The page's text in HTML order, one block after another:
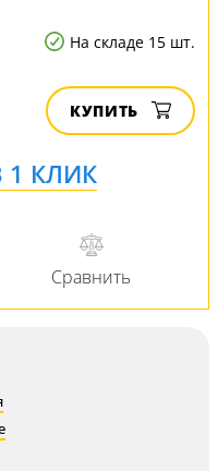
На складе 15 шт.
КУПИТЬ